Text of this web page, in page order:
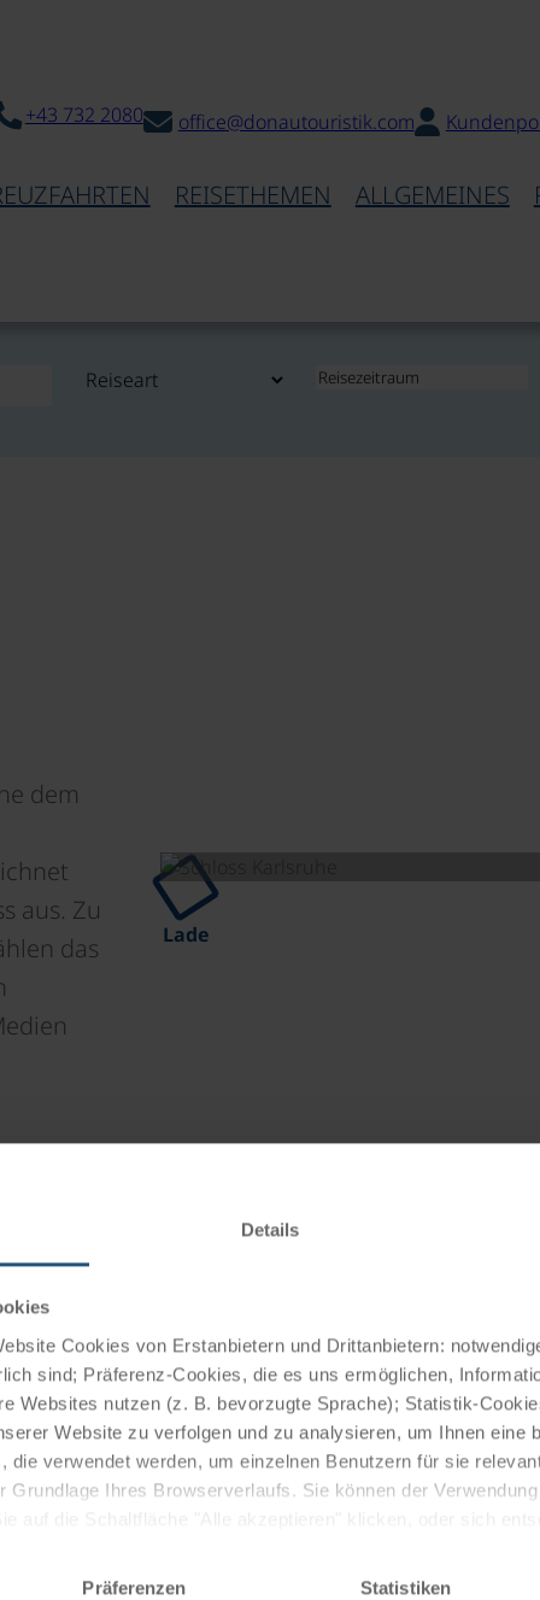
Details
Cookies von Erstanbietern und Drittanbietern:
sind; Präferenz-Cookies, die es uns ermöglichen,
Websites nutzen (z. B. bevorzugte Sprache); Statistik-
Website zu verfolgen und zu analysieren, um Ihnen eine
die verwendet werden, um einzelnen Benutzern für sie
Grundlage Ihres Browserverlaufs. Sie können der
Präferenzen Statistiken
+43 732 2080 office@donautouristik.com
REISETHEMEN ALLGEMEINES
dem
aus. Zu
das
Lade
und bekannt für ihren fächerförmigen
mit dem Schlosspark. Weitere Sehenswürdigkeiten
Stadtgarten sowie bedeutende Museen und
dem Hardtwald und den Rheinauen umgeben, die zur
Theatern und Konzerten. Über das Jahr verteilt
statt.